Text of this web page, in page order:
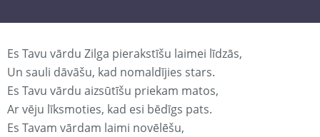
Es Tavu vārdu Zilga pierakstīšu laimei līdzās,
Un sauli dāvāšu, kad nomaldījies stars.
Es Tavu vārdu aizsūtīšu priekam matos,
Ar vēju līksmoties, kad esi bēdīgs pats.
Es Tavam vārdam laimi novēlēšu,